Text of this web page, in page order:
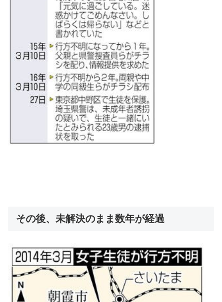
その後、未解決のまま数年が経過